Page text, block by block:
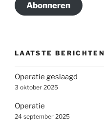
Abonneren
LAATSTE BERICHTEN
Operatie geslaagd
3 oktober 2025
Operatie
24 september 2025